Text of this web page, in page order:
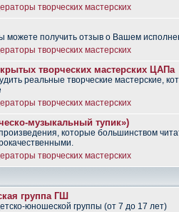
творческих мастерских
можете получить отзыв о Вашем
творческих мастерских
творческих мастерских ЦАПа
реальные творческие мастерские,
творческих мастерских
музыкальный тупик»)
которые большинством
творческих мастерских
группа ГШ
юношеской группы (от 7 до 17 лет)